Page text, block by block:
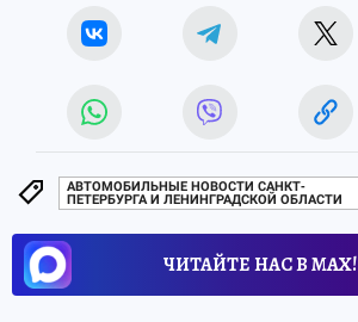
АВТОМОБИЛЬНЫЕ НОВОСТИ САНКТ-
ПЕТЕРБУРГА И ЛЕНИНГРАДСКОЙ ОБЛАСТИ
ЧИТАЙТЕ НАС В МАХ!